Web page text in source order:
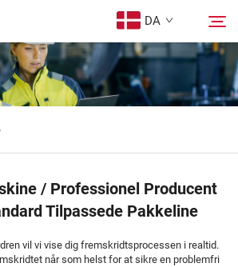
DA
/ Professionel Producent
Tilpassede Pakkeline
vil vi vise dig fremskridtsprocessen i realtid.
når som helst for at sikre en problemfri